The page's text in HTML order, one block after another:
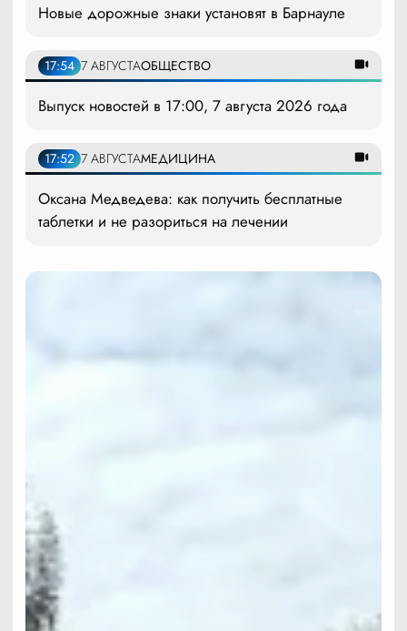
Новые дорожные знаки установят в Барнауле
17:54 7 АВГУСТАОБЩЕСТВО
Выпуск новостей в 17:00, 7 августа 2026 года
17:52 7 АВГУСТАМЕДИЦИНА
Оксана Медведева: как получить бесплатные
таблетки и не разориться на лечении